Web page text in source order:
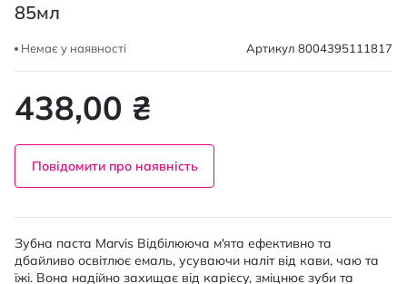
85мл
Немає у наявності Артикул 8004395111817
438,00 ₴
Повідомити про наявність
Зубна паста Marvis Відбілююча м'ята ефективно та
дбайливо освітлює емаль, усуваючи наліт від кави, чаю та
їжі. Вона надійно захищає від карієсу, зміцнює зуби та